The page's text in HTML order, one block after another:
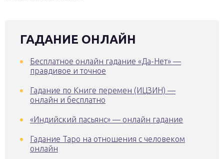
ГАДАНИЕ ОНЛАЙН
Бесплатное онлайн гадание «Да-Нет» —
правдивое и точное
Гадание по Книге перемен (ИЦЗИН) —
онлайн и бесплатно
«Индийский пасьянс» — онлайн гадание
Гадание Таро на отношения с человеком
онлайн